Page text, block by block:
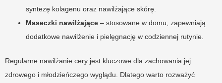
syntezę kolagenu oraz nawilżające skórę.
Maseczki nawilżające – stosowane w domu, zapewniają
dodatkowe nawilżenie i pielęgnację w codziennej rutynie.
Regularne nawilżanie cery jest kluczowe dla zachowania jej
zdrowego i młodzieńczego wyglądu. Dlatego warto rozważyć